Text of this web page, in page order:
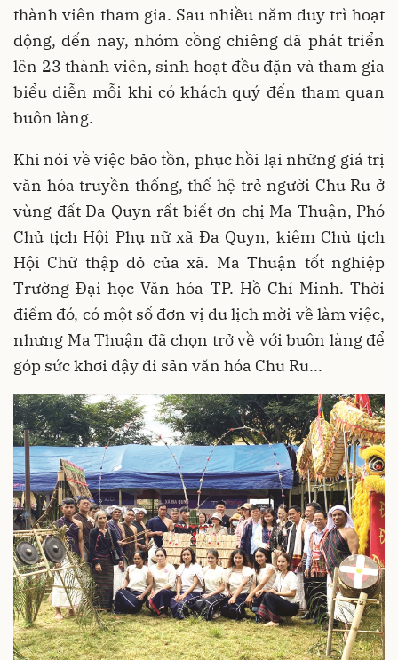
thành viên tham gia. Sau nhiều năm duy trì hoạt
động, đến nay, nhóm cồng chiêng đã phát triển
lên 23 thành viên, sinh hoạt đều đặn và tham gia
biểu diễn mỗi khi có khách quý đến tham quan
buôn làng.
Khi nói về việc bảo tồn, phục hồi lại những giá trị
văn hóa truyền thống, thế hệ trẻ người Chu Ru ở
vùng đất Đa Quyn rất biết ơn chị Ma Thuận, Phó
Chủ tịch Hội Phụ nữ xã Đa Quyn, kiêm Chủ tịch
Hội Chữ thập đỏ của xã. Ma Thuận tốt nghiệp
Trường Đại học Văn hóa TP. Hồ Chí Minh. Thời
điểm đó, có một số đơn vị du lịch mời về làm việc,
nhưng Ma Thuận đã chọn trở về với buôn làng để
góp sức khơi dậy di sản văn hóa Chu Ru...